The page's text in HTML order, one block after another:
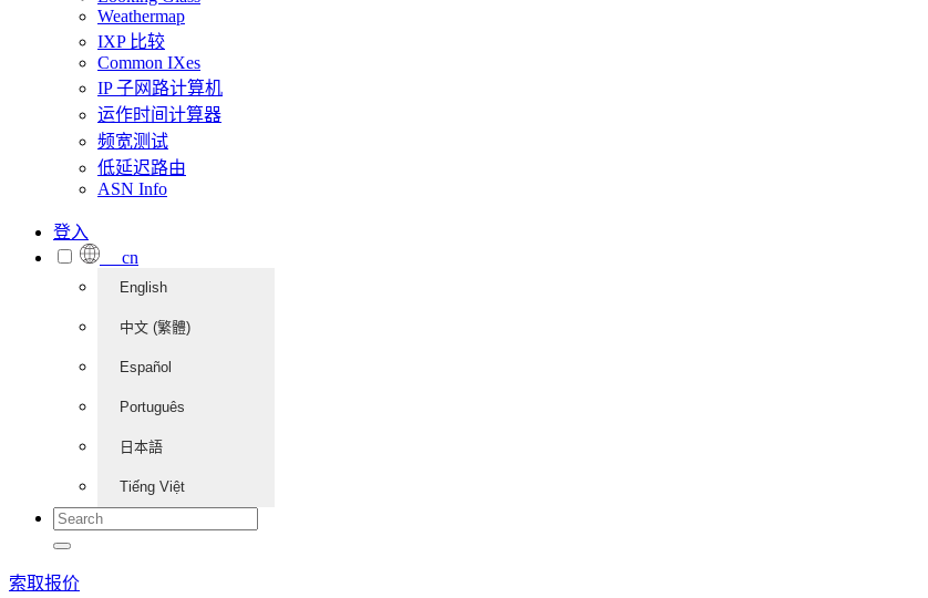
Weathermap
IXP 比较
Common IXes
IP 子网路计算机
运作时间计算器
频宽测试
低延迟路由
ASN Info
登入
cn
English
中文 (繁體)
Español
Português
日本語
Tiếng Việt
索取报价